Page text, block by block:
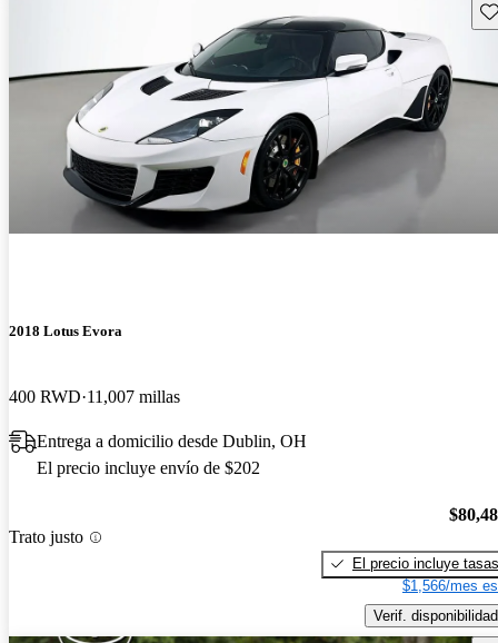
2018 Lotus Evora
400 RWD 11,007 millas
Entrega a domicilio desde Dublin, OH
El precio incluye envío de $202
Trato justo
El precio incluye tasas
$1,566/mes
Verif. disponibilidad